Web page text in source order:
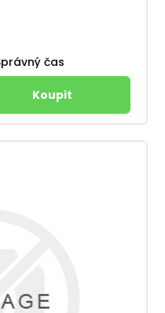
čas